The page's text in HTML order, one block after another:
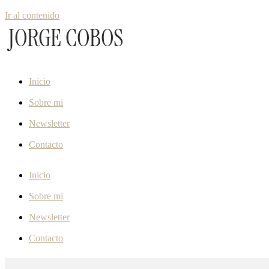
Ir al contenido
Inicio
Sobre mi
Newsletter
Contacto
Inicio
Sobre mi
Newsletter
Contacto